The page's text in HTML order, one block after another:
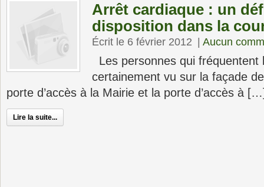
Arrêt cardiaque : un
disposition dans la
Écrit le 6 février 2012 Aucun
Les personnes qui
certainement vu sur la façade
porte d’accès à la Mairie et la porte d’accès à
Lire la suite...